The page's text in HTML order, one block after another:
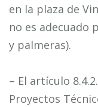
en la plaza de
no es adecuado
y palmeras).
– El artículo
Proyectos